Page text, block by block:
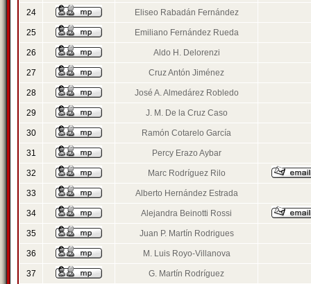
24 Eliseo Rabadán Fernández
25 Emiliano Fernández Rueda
26 Aldo H. Delorenzi
27 Cruz Antón Jiménez
28 José A. Almedárez Robledo
29 J. M. De la Cruz Caso
30 Ramón Cotarelo García
31 Percy Erazo Aybar
32 Marc Rodríguez Rilo
33 Alberto Hernández Estrada
34 Alejandra Beinotti Rossi
35 Juan P. Martín Rodrigues
36 M. Luis Royo-Villanova
37 G. Martín Rodríguez